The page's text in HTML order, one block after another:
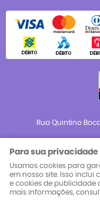
Rua Quintino
LOJA VIRTUAL
Para sua privacidade
Usamos cookies para
em nosso site. Isso inclui
e cookies de publicidade
mais informações,